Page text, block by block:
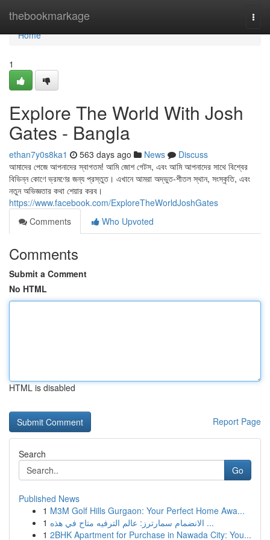
thebookmarkage
Home
Home
1
Explore The World With Josh
Gates - Bangla
ethan7y0s8ka1 563 days ago News
Discuss
আমাদের পেজে আপনাদের স্বাগতম! আমি জোশ গেটস, এবং আমি আপনাদের সাথে বিশ্বের
বিভিন্ন কোণে ভ্রমণের জন্য প্রস্তুত। এখানে আমরা অদ্ভুত-শীতল স্থান, সংস্কৃতি, এবং
নতুন অভিজ্ঞতার কথা শেয়ার করব।
https://www.facebook.com/ExploreTheWorldJoshGates
Comments
Who Upvoted
Comments
Submit a Comment
No HTML
HTML is disabled
Report Page
Search
Go
Published News
1 M3M Golf Hills Gurgaon: Your Perfect Home Awa...
1
الانضمام سمارترز: عالم الترفيه متاح في هذه ...
1 2BHK Apartment for Purchase in Nawada City: You...